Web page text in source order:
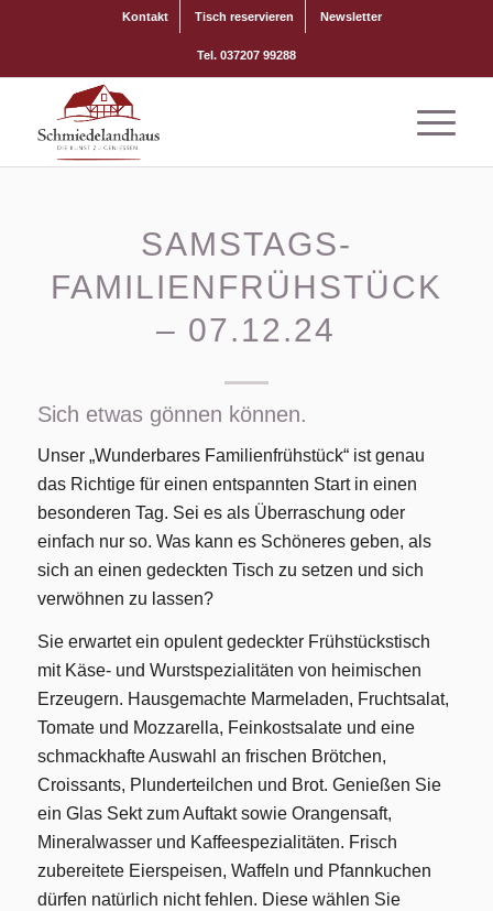
Kontakt Tisch reservieren Newsletter
Tel. 037207 99288
SAMSTAGS-
FAMILIENFRÜHSTÜCK
– 07.12.24
Sich etwas gönnen können.
Unser „Wunderbares Familienfrühstück“ ist genau
das Richtige für einen entspannten Start in einen
besonderen Tag. Sei es als Überraschung oder
einfach nur so. Was kann es Schöneres geben, als
sich an einen gedeckten Tisch zu setzen und sich
verwöhnen zu lassen?
Sie erwartet ein opulent gedeckter Frühstückstisch
mit Käse- und Wurstspezialitäten von heimischen
Erzeugern. Hausgemachte Marmeladen, Fruchtsalat,
Tomate und Mozzarella, Feinkostsalate und eine
schmackhafte Auswahl an frischen Brötchen,
Croissants, Plunderteilchen und Brot. Genießen Sie
ein Glas Sekt zum Auftakt sowie Orangensaft,
Mineralwasser und Kaffeespezialitäten. Frisch
zubereitete Eierspeisen, Waffeln und Pfannkuchen
dürfen natürlich nicht fehlen. Diese wählen Sie